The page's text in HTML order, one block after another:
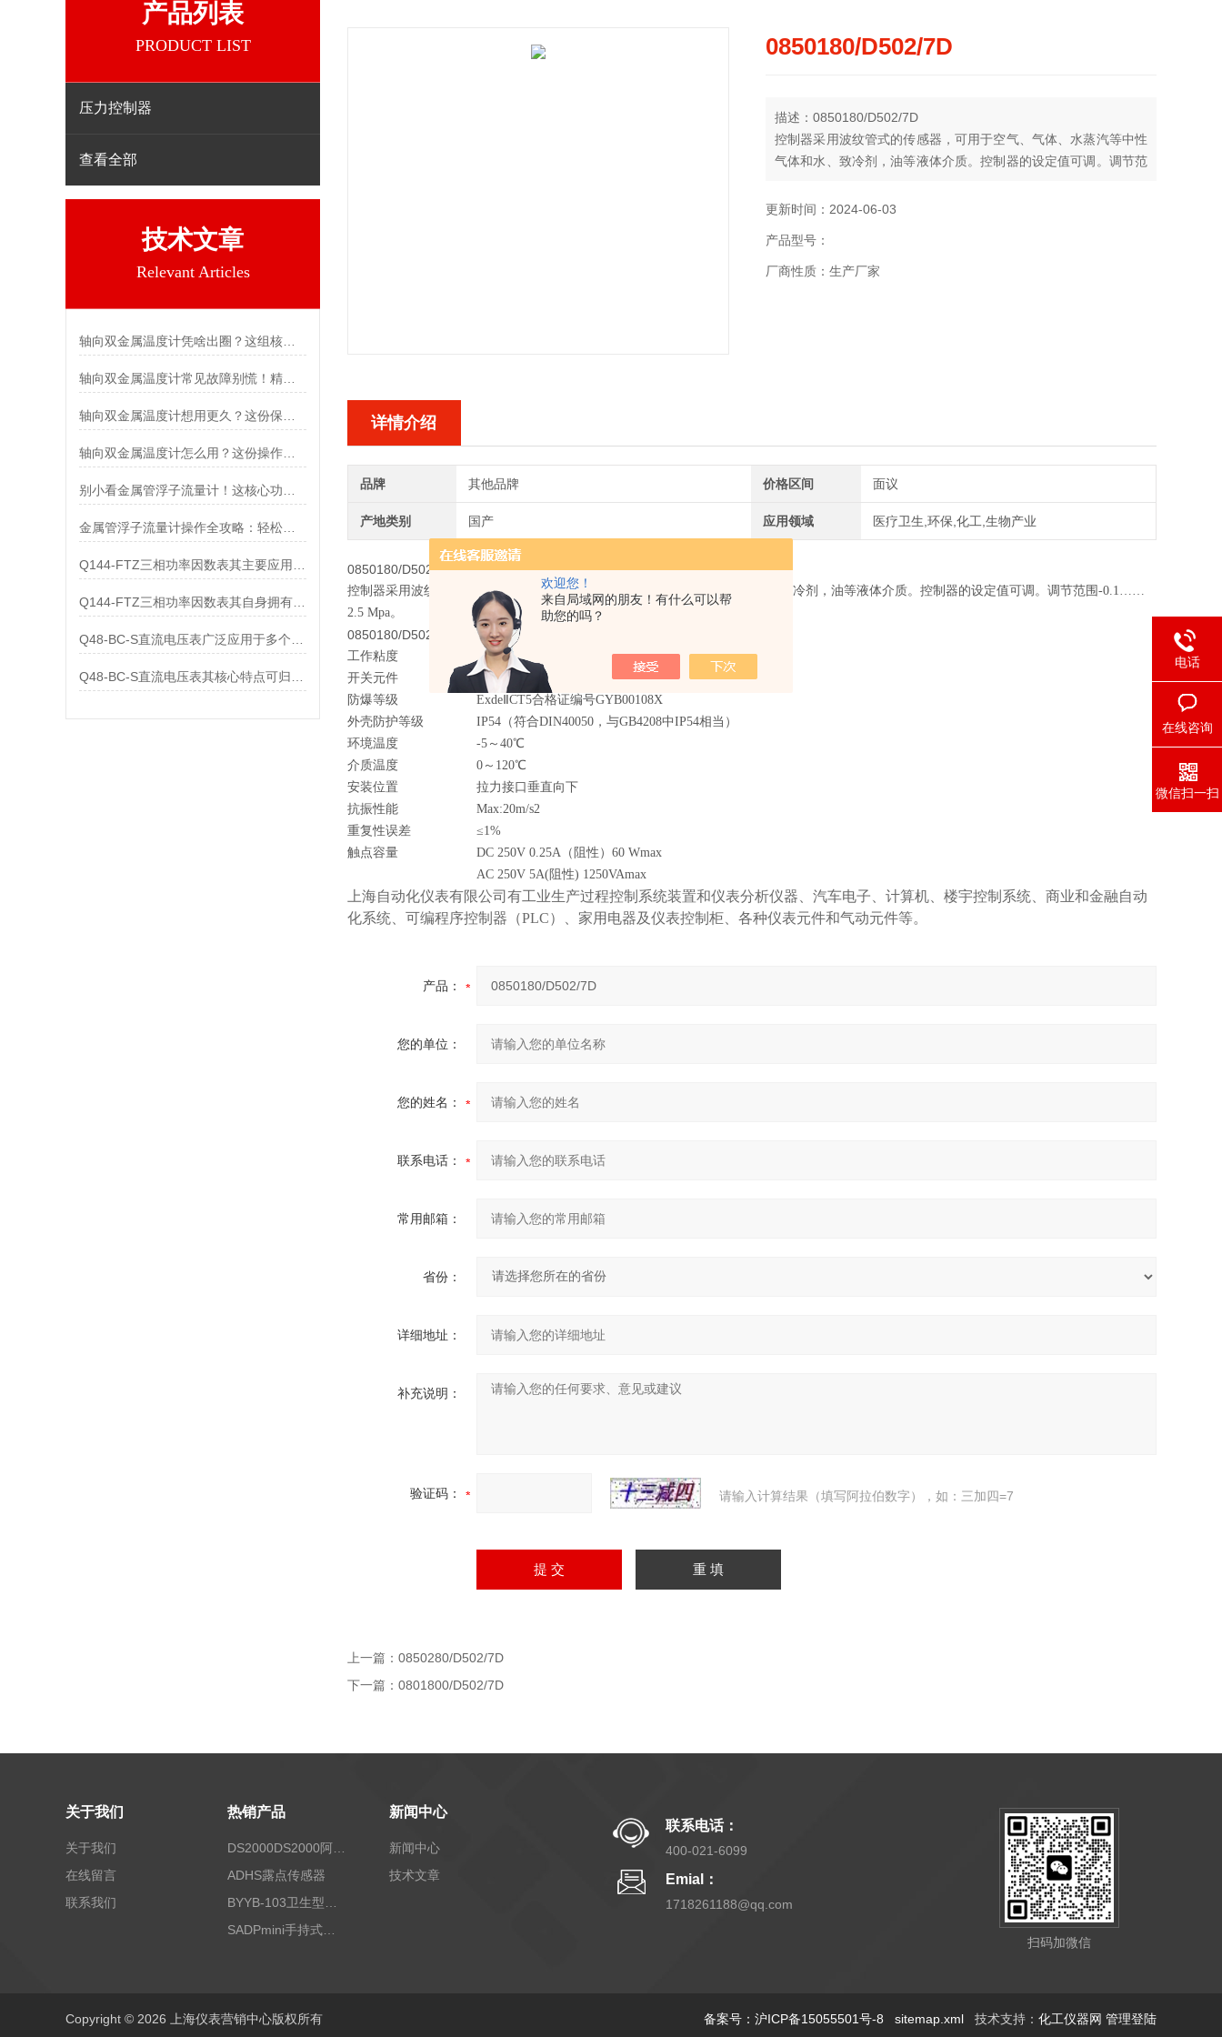
欢迎您！
来自局域网的朋友！有什么可以帮
助您的吗？
产品列表
PRODUCT LIST
压力控制器
查看全部
技术文章
Relevant Articles
轴向双金属温度计凭啥出圈？这组核心特点给出了答案
轴向双金属温度计常见故障别慌！精准定位，轻松搞定难题
轴向双金属温度计怎么用？这份操作指南，新手也能快速拿捏！
金属管浮子流量计操作全攻略：轻松拿捏，精准掌控每一步！
Q144-FTZ三相功率因数表其自身拥有怎样的功能呢？
0850180/D502/7D
描述：0850180/D502/7D
控制器采用波纹管式的传感器，可用于空气、气体、水蒸汽等中性
气体和水、致冷剂，油等液体介质。控制器的设定值可调。调节范
更新时间：2024-06-03
产品型号：
厂商性质：生产厂家
详情介绍
品牌 其他品牌 价格区间 面议
产地类别 国产 应用领域 医疗卫生,环保,化工,生物产业
0850180/D502/7D
控制器采用波纹管式的传感器，可用于空气、气体、水蒸汽等中性气体和水、致冷剂，油等液体介质。控制器的设定值可调。调节范围-0.1……
2.5 Mpa。
0850180/D502/7D 参数与规格：
工作粘度
＜1×10-3m2/s
开关元件
微动开关
防爆等级
Exde CT5合格证编号GYB00108X
外壳防护等级
IP54（符合DIN40050，与GB4208中IP54相当）
环境温度
-5～40℃
介质温度
0～120℃
安装位置
拉力接口垂直向下
抗振性能
Max:20m/s2
重复性误差
≤1%
触点容量
DC 250V 0.25A（阻性）60 Wmax
AC 250V 5A(阻性) 1250VAmax
上海自动化仪表有限公司 有工业生产过程控制系统装置和仪表分析仪器、汽车电子、计算机、楼宇控制系统、商业和金融自动
化系统、可编程序控制器（PLC）、家用电器及仪表控制柜、各种仪表元件和气动元件等。
产品：
您的单位：
您的姓名：
联系电话：
常用邮箱：
省份：
详细地址：
补充说明：
验证码： 请输入计算结果（填写阿拉伯数字），如：三加四=7
上一篇： 0850280/D502/7D
下一篇： 0801800/D502/7D
关于我们
关于我们
在线留言
联系我们
热销产品
ADHS露点传感器
新闻中心
新闻中心
技术文章
联系电话：
400-021-6099
Emial：
1718261188@qq.com
扫码加微信
Copyright © 2026 上海仪表营销中心版权所有 备案号：沪ICP备15055501号-8 sitemap.xml 技术支持： 化工仪器网 管理登陆
电话
在线咨询
微信扫一扫